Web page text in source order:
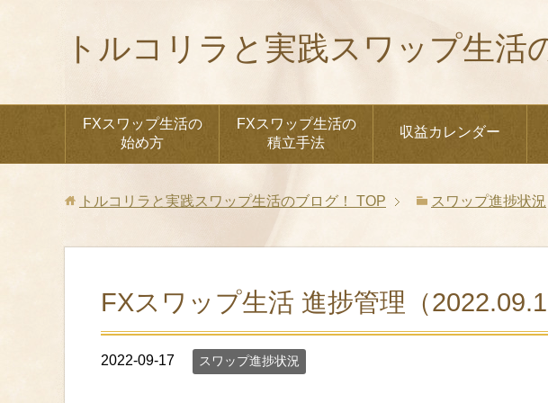
トルコリラと実践スワップ生活
FXスワップ生活の
始め方
FXスワップ生活の
積立手法
収益カレンダー
トルコリラと実践スワップ生活のブログ！ TOP スワップ進捗状況
FXスワップ生活 進捗管理（
2022-09-17 スワップ進捗状況